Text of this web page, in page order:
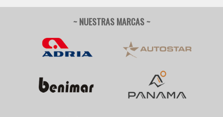
~ NUESTRAS MARCAS ~